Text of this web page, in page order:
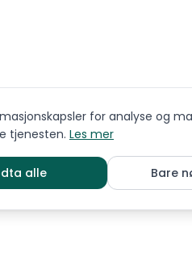
for analyse og
tjenesten. Les mer
alle Bare